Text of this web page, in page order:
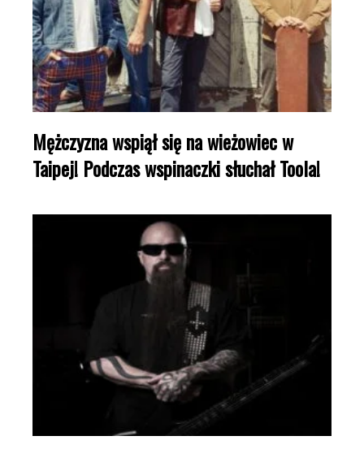
Mężczyzna wspiął się na wieżowiec w
Taipej! Podczas wspinaczki słuchał Toola!